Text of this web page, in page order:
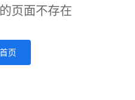
页面不存在
页